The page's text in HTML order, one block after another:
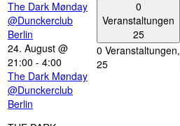
The Dark Mønday
@Dunckerclub
Berlin
24. August @
21:00 - 4:00
The Dark Mønday
@Dunckerclub
Berlin
0
Veranstaltungen
25
0 Veranstaltungen,
25